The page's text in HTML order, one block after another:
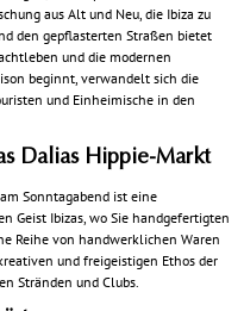
aus Alt und Neu, die Ibiza zu
den gepflasterten Straßen bietet
und die modernen
beginnt, verwandelt sich die
und Einheimische in den
Dalias Hippie-Markt
Sonntagabend ist eine
Geist Ibizas, wo Sie handgefertigten
Reihe von handwerklichen Waren
und freigeistigen Ethos der
Stränden und Clubs.